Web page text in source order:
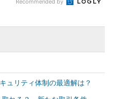
Recommended by
ュリティ体制の最適解は？